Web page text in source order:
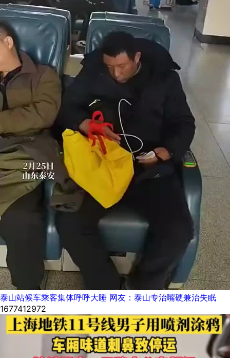
泰山站候车乘客集体呼呼大睡 网友：泰山专治嘴硬兼治失眠
1677412972